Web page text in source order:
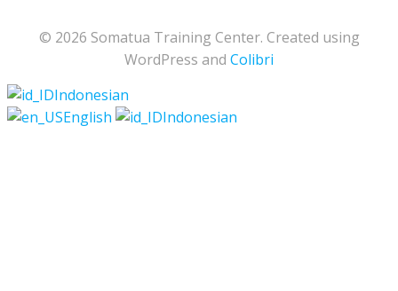
© 2026 Somatua Training Center. Created using
WordPress and Colibri
Indonesian
English
Indonesian